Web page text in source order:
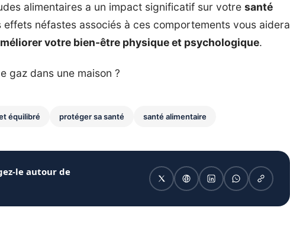
alimentaires a un impact significatif sur votre santé
néfastes associés à ces comportements vous aidera
votre bien-être physique et psychologique.
gaz dans une maison ?
équilibré protéger sa santé santé alimentaire
le autour de